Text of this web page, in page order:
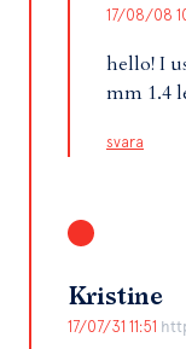
17/08/08
hello! I
mm 1.4
svara
Kristine
17/07/31 11:51